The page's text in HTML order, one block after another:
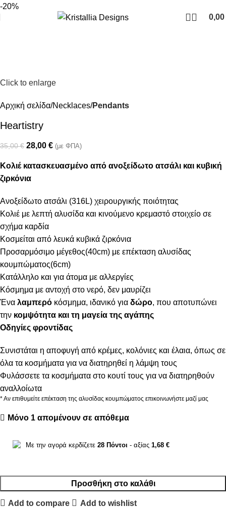
0,00
-20%
Click to enlarge
Αρχική σελίδα Necklaces Pendants
Heartistry
35,00€ 28,00 € (με ΦΠΑ)
Κολιέ κατασκευασμένο από ανοξείδωτο ατσάλι και κυβική
ζιρκόνια
Ανοξείδωτο ατσάλι (316L) χειρουργικής ποιότητας
Κολιέ με λεπτή αλυσίδα και κινούμενο κρεμαστό στοιχείο σε
σχήμα καρδία
Κοσμείται από λευκά κυβικά ζιρκόνια
Προσαρμόσιμο μέγεθος(40cm) με επέκταση αλυσίδας
κουμπώματος(6cm)
Κατάλληλο και για άτομα με αλλεργίες
Κόσμημα με αντοχή στο νερό, δεν μαυρίζει
Ένα λαμπερό κόσμημα, ιδανικό για δώρο, που αποτυπώνει
την κομψότητα και τη μαγεία της αγάπης
Οδηγίες φροντίδας
Συνιστάται η αποφυγή από κρέμες, κολόνιες και έλαια, όπως σε
όλα τα κοσμήματα για να διατηρηθεί η λάμψη τους
Φυλάσσετε τα κοσμήματα στο κουτί τους για να διατηρηθούν
αναλλοίωτα
* Αν επιθυμείτε επέκταση της αλυσίδας κουμπώματος επικοινωνήστε μαζί μας
Μόνο 1 απομένουν σε απόθεμα
Με την αγορά κερδίζετε 28 Πόντοι - αξίας 1,68 €
Προσθήκη στο καλάθι
Add to compare Add to wishlist